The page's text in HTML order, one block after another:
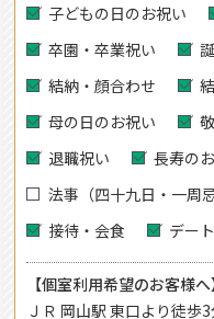
子どもの日のお祝い
卒園・卒業祝い
結納・顔合わせ
母の日のお祝い
退職祝い
長寿の
法事（四十九日・一周
接待・会食
デート
【個室利用希望のお客様へ
ＪＲ 岡山駅 東口より徒歩